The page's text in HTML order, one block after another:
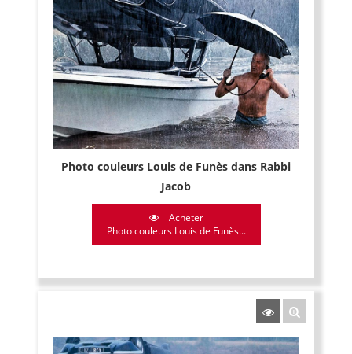
Photo couleurs Louis de Funès dans Rabbi
Jacob
Acheter
Photo couleurs Louis de Funès...